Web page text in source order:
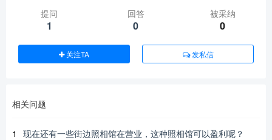
提问
1
回答
0
被采纳
0
关注TA 发私信
相关问题
1
现在还有一些街边照相馆在营业，这种照相馆可以盈利呢？